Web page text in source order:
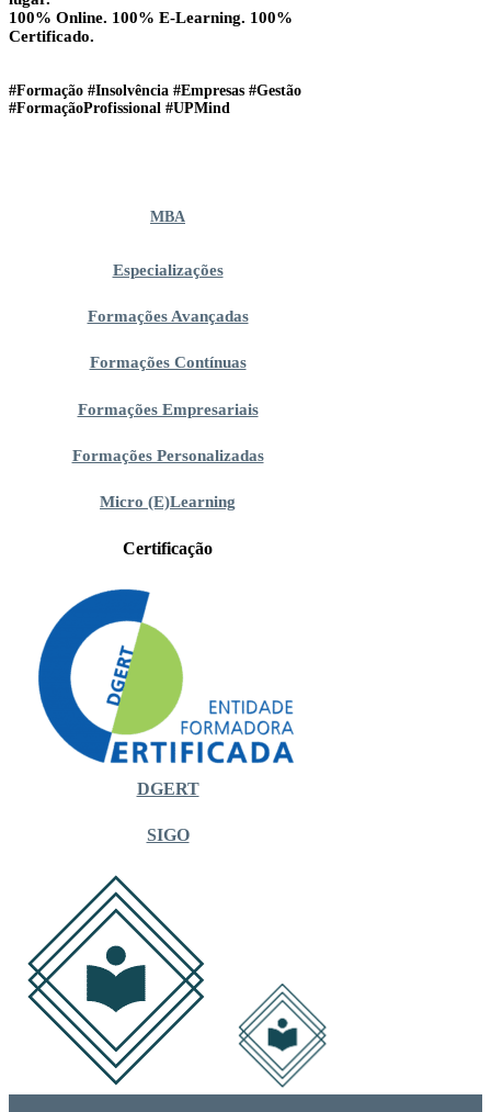
100% Online. 100% E-Learning. 100%
Certificado.
#Formação #Insolvência #Empresas #Gestão
#FormaçãoProfissional #UPMind
MBA
Especializações
Formações Avançadas
Formações Contínuas
Formações Empresariais
Formações Personalizadas
Micro (E)Learning
Certificação
DGERT
SIGO